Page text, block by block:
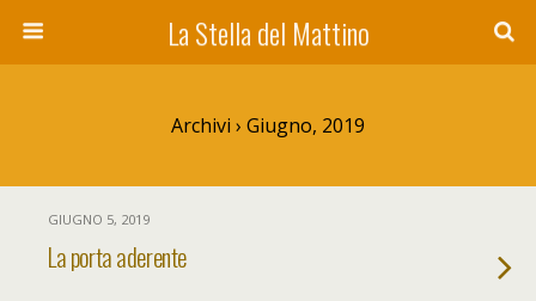
La Stella del Mattino
Archivi › Giugno, 2019
GIUGNO 5, 2019
La porta aderente